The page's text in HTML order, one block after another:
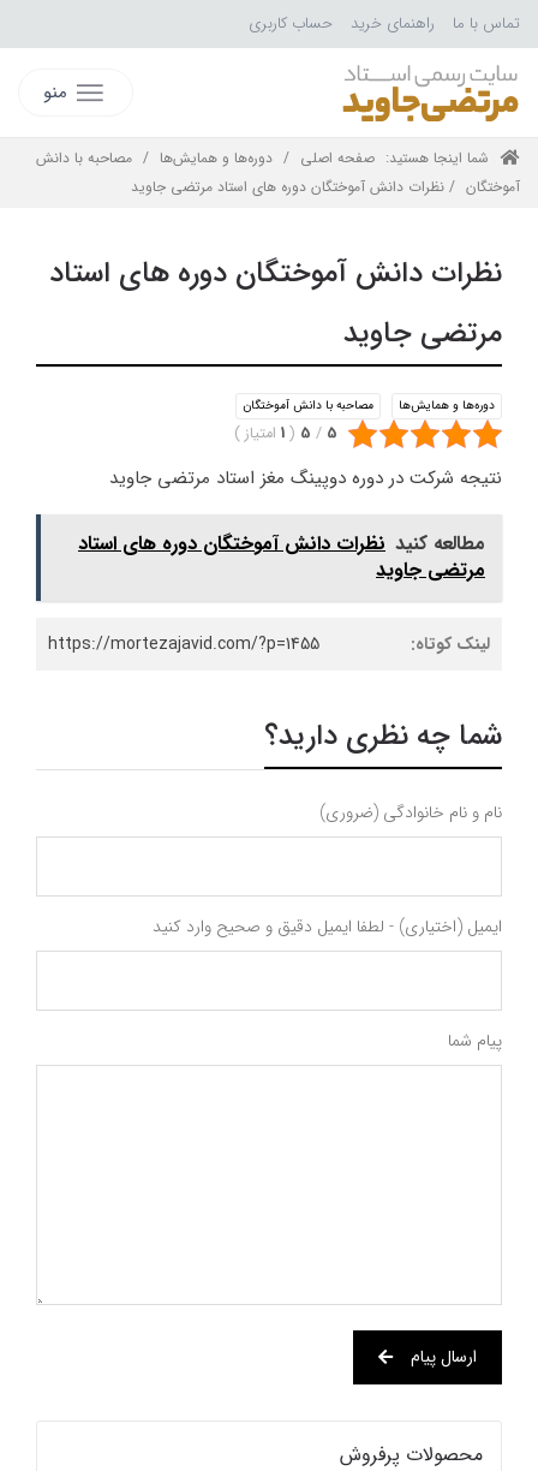
تماس با ما راهنمای خرید حساب کاربری
منو
شما اینجا هستید: صفحه اصلی / دوره‌ها و همایش‌ها / مصاحبه با دانش
آموختگان / نظرات دانش آموختگان دوره های استاد مرتضی جاوید
نظرات دانش آموختگان دوره های استاد
مرتضی جاوید
دوره‌ها و همایش‌ها مصاحبه با دانش آموختگان
5
/
5
(
1 امتیاز)
نتیجه شرکت در دوره دوپینگ مغز استاد مرتضی جاوید
مطالعه کنید نظرات دانش آموختگان دوره های استاد
مرتضی جاوید
لینک کوتاه: https://mortezajavid.com/?p=1455
شما چه نظری دارید؟
نام و نام خانوادگی (ضروری)
ایمیل (اختیاری) - لطفا ایمیل دقیق و صحیح وارد کنید
پیام شما
ارسال پیام
محصولات پرفروش